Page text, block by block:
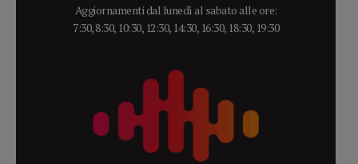
Aggiornamenti dal lunedì al sabato alle ore:
7:30, 8:30, 10:30, 12:30, 14:30, 16:30, 18:30, 19:30